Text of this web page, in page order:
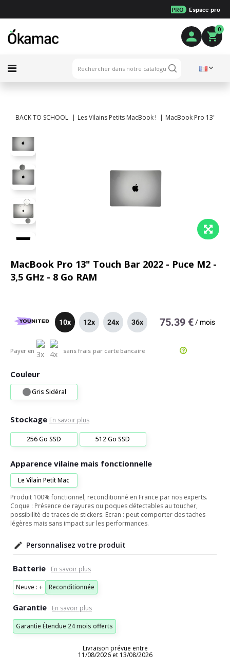
PRO Espace pro
0
BACK TO SCHOOL Les Vilains Petits MacBook ! MacBook Pro 13"
MacBook Pro 13" Touch Bar 2022 - Puce M2 -
3,5 GHz - 8 Go RAM
10x 12x 24x 36x 75.39 € / mois
Payer en sans frais par carte bancaire
Couleur
Gris Sidéral
Stockage En savoir plus
256 Go SSD 512 Go SSD
Apparence vilaine mais fonctionnelle
Le Vilain Petit Mac
Produit 100% fonctionnel, reconditionné en France par nos experts.
Coque : Présence de rayures ou poques détectables au toucher,
possibilité de traces de stickers. Ecran : peut comporter des taches
légères mais sans impact sur les performances.
Personnalisez votre produit
Batterie
Neuve : + Reconditionnée
Garantie
Garantie Étendue 24 mois offerts
Livraison prévue entre
11/08/2026 et 13/08/2026